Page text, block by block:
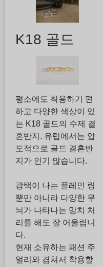
K18 골드
평소에도 착용하기 편
하고 다양한 색상이 있
는 K18 골드의 수제 결
혼반지. 유럽에서는 압
도적으로 골드 결혼반
지가 인기 많습니다.
광택이 나는 플레인 링
뿐만 아니라 다양한 무
늬가 나타나는 망치 처
리를 해도 잘 어울립니
다.
현재 소유하는 패션 주
얼리와 겹쳐서 착용할